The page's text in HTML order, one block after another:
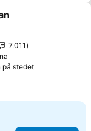
7.011
på stedet